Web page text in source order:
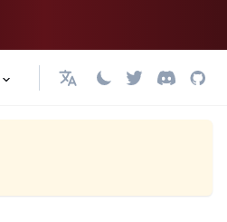
日本語